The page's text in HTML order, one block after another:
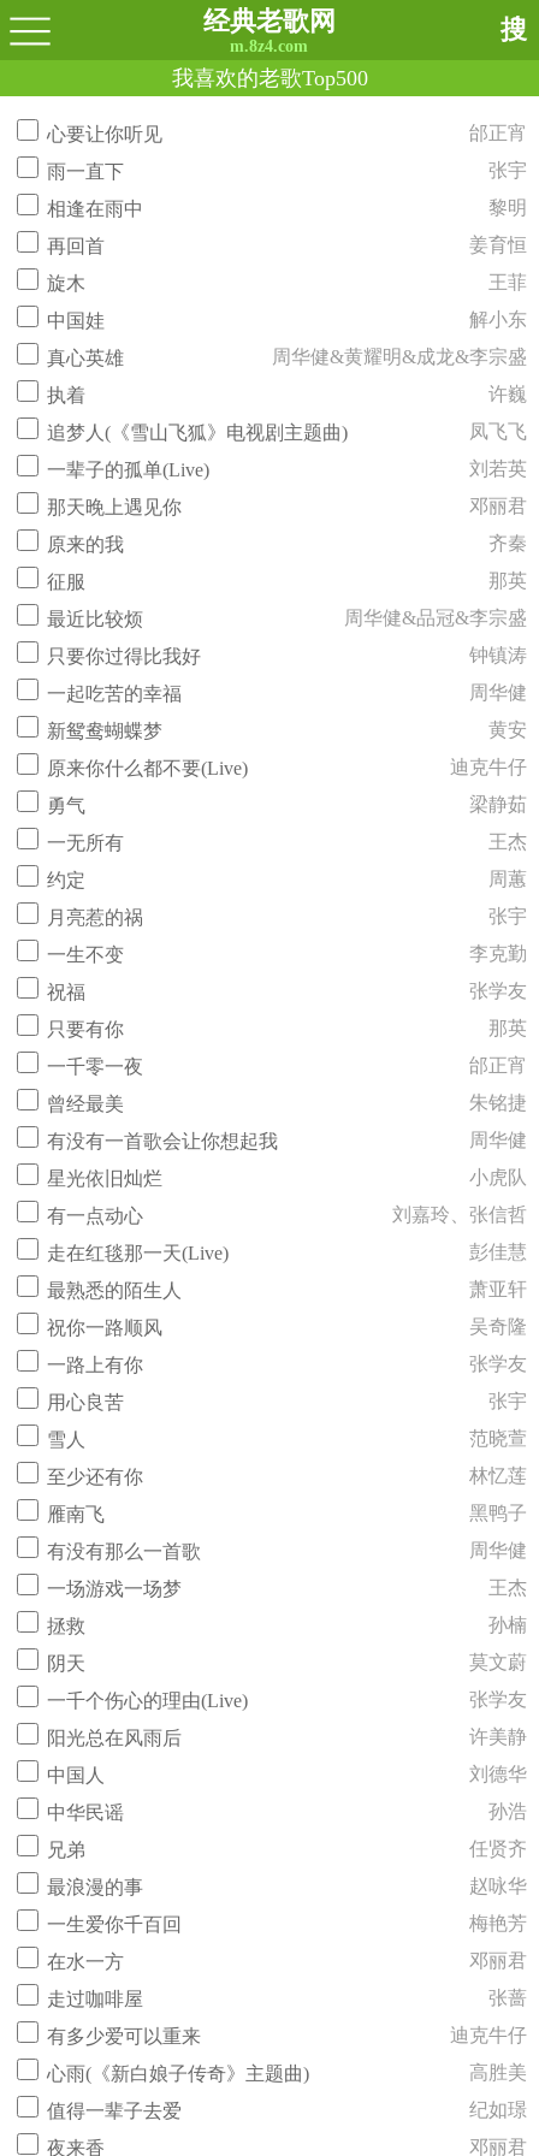
经典老歌网
m.8z4.com
搜
我喜欢的老歌Top500
心要让你听见
邰正宵
雨一直下
张宇
相逢在雨中
黎明
再回首
姜育恒
旋木
王菲
中国娃
解小东
真心英雄
周华健&黄耀明&成龙&李宗盛
执着
许巍
追梦人(《雪山飞狐》电视剧主题曲)
凤飞飞
一辈子的孤单(Live)
刘若英
那天晚上遇见你
邓丽君
原来的我
齐秦
征服
那英
最近比较烦
周华健&品冠&李宗盛
只要你过得比我好
钟镇涛
一起吃苦的幸福
周华健
新鸳鸯蝴蝶梦
黄安
原来你什么都不要(Live)
迪克牛仔
勇气
梁静茹
一无所有
王杰
约定
周蕙
月亮惹的祸
张宇
一生不变
李克勤
祝福
张学友
只要有你
那英
一千零一夜
邰正宵
曾经最美
朱铭捷
有没有一首歌会让你想起我
周华健
星光依旧灿烂
小虎队
有一点动心
刘嘉玲、张信哲
走在红毯那一天(Live)
彭佳慧
最熟悉的陌生人
萧亚轩
祝你一路顺风
吴奇隆
一路上有你
张学友
用心良苦
张宇
雪人
范晓萱
至少还有你
林忆莲
雁南飞
黑鸭子
有没有那么一首歌
周华健
一场游戏一场梦
王杰
拯救
孙楠
阴天
莫文蔚
一千个伤心的理由(Live)
张学友
阳光总在风雨后
许美静
中国人
刘德华
中华民谣
孙浩
兄弟
任贤齐
最浪漫的事
赵咏华
一生爱你千百回
梅艳芳
在水一方
邓丽君
走过咖啡屋
张蔷
有多少爱可以重来
迪克牛仔
心雨(《新白娘子传奇》主题曲)
高胜美
值得一辈子去爱
纪如璟
夜来香
邓丽君